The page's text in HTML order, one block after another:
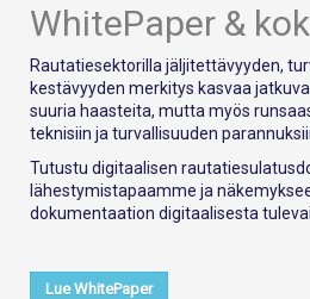
WhitePaper &
Rautatiesektorilla jäljitettävyyden,
kestävyyden merkitys kasvaa
suuria haasteita, mutta myös
teknisiin ja turvallisuuden
Tutustu digitaalisen
lähestymistapaamme ja
dokumentaation digitaalisesta
Lue WhitePaper